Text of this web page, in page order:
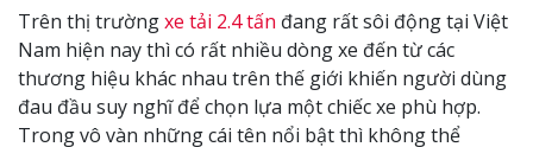
Trên thị trườngxe tải 2.4 tấn đang rất sôi động tại Việt
Nam hiện nay thì có rất nhiều dòng xe đến từ các
thương hiệu khác nhau trên thế giới khiến người dùng
đau đầu suy nghĩ để chọn lựa một chiếc xe phù hợp.
Trong vô vàn những cái tên nổi bật thì không thể